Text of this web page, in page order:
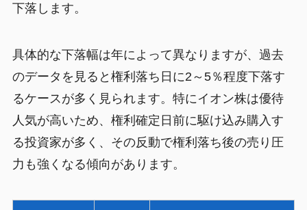
下落します。
具体的な下落幅は年によって異なりますが、過去
のデータを見ると権利落ち日に2～5％程度下落す
るケースが多く見られます。特にイオン株は優待
人気が高いため、権利確定日前に駆け込み購入す
る投資家が多く、その反動で権利落ち後の売り圧
力も強くなる傾向があります。